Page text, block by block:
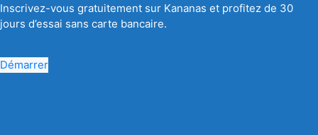
Inscrivez-vous gratuitement sur Kananas et profitez de 30
jours d’essai sans carte bancaire.
Démarrer